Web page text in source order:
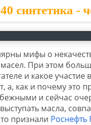
синтетика -
мифы о
При этом
и какое
а, как и почему
и сейчас
выступать масла,
признали Роснефть